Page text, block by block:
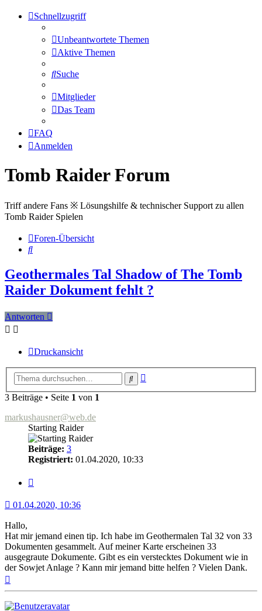
Schnellzugriff
Unbeantwortete Themen
Aktive Themen
Suche
Mitglieder
Das Team
FAQ
Anmelden
Tomb Raider Forum
Triff andere Fans ※ Lösungshilfe & technischer Support zu allen
Tomb Raider Spielen
Foren-Übersicht
Suche
Geothermales Tal Shadow of The Tomb
Raider Dokument fehlt ?
Antworten
Druckansicht
Suche
3 Beiträge • Seite 1 von 1
markushausner@web.de
Starting Raider
Beiträge: 3
Registriert: 01.04.2020, 10:33
01.04.2020, 10:36
Hallo,
Hat mir jemand einen tip. Ich habe im Geothermalen Tal 32 von 33
Dokumenten gesammelt. Auf meiner Karte erscheinen 33
ausgegraute Dokumente. Gibt es ein verstecktes Dokument wie in
der Sowjet Anlage ? Kann mir jemand bitte helfen ? Vielen Dank.